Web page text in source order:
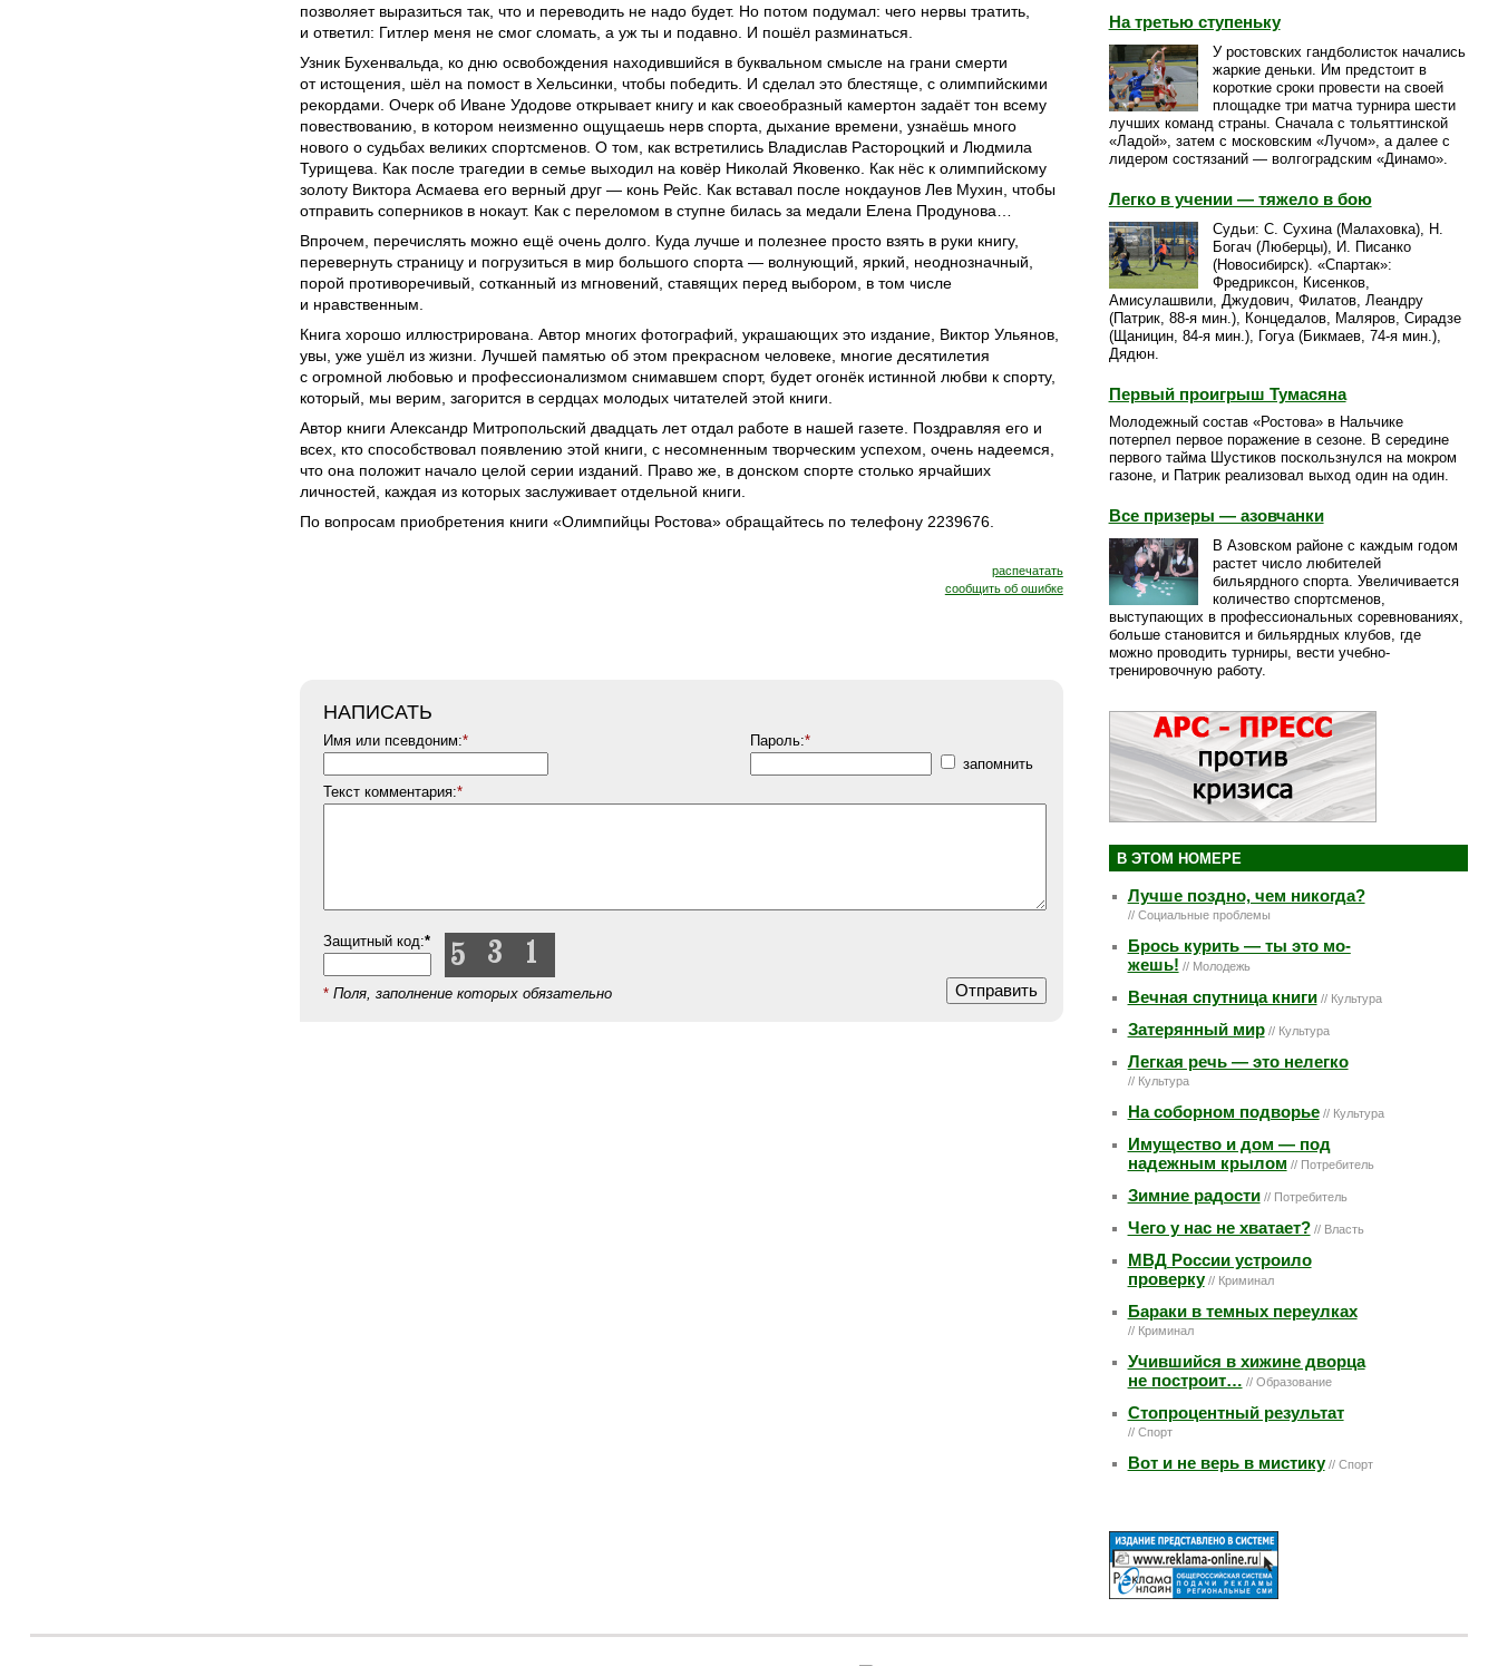
позволяет выразиться так, что и переводить не надо будет. Но потом подумал: чего нервы тратить,
и ответил: Гитлер меня не смог сломать, а уж ты и подавно. И пошёл разминаться.
Узник Бухенвальда, ко дню освобождения находившийся в буквальном смысле на грани смерти
от истощения, шёл на помост в Хельсинки, чтобы победить. И сделал это блестяще, с олимпийскими
рекордами. Очерк об Иване Удодове открывает книгу и как своеобразный камертон задаёт тон всему
повествованию, в котором неизменно ощущаешь нерв спорта, дыхание времени, узнаёшь много
нового о судьбах великих спортсменов. О том, как встретились Владислав Растороцкий и Людмила
Турищева. Как после трагедии в семье выходил на ковёр Николай Яковенко. Как нёс к олимпийскому
золоту Виктора Асмаева его верный друг — конь Рейс. Как вставал после нокдаунов Лев Мухин, чтобы
отправить соперников в нокаут. Как с переломом в ступне билась за медали Елена Продунова…
Впрочем, перечислять можно ещё очень долго. Куда лучше и полезнее просто взять в руки книгу,
перевернуть страницу и погрузиться в мир большого спорта — волнующий, яркий, неоднозначный,
порой противоречивый, сотканный из мгновений, ставящих перед выбором, в том числе
и нравственным.
Книга хорошо иллюстрирована. Автор многих фотографий, украшающих это издание, Виктор Ульянов,
увы, уже ушёл из жизни. Лучшей памятью об этом прекрасном человеке, многие десятилетия
с огромной любовью и профессионализмом снимавшем спорт, будет огонёк истинной любви к спорту,
который, мы верим, загорится в сердцах молодых читателей этой книги.
Автор книги Александр Митропольский двадцать лет отдал работе в нашей газете. Поздравляя его и
всех, кто способствовал появлению этой книги, с несомненным творческим успехом, очень надеемся,
что она положит начало целой серии изданий. Право же, в донском спорте столько ярчайших
личностей, каждая из которых заслуживает отдельной книги.
По вопросам приобретения книги «Олимпийцы Ростова» обращайтесь по телефону 223­96­76.
распечатать
сообщить об ошибке
НАПИСАТЬ
Имя или псевдоним:* Пароль:*
запомнить
Текст комментария:*
Защитный код:*
* Поля, заполнение которых обязательно
На третью ступеньку
У ростовских гандболисток начались
жаркие деньки. Им предстоит в
короткие сроки провести на своей
площадке три матча турнира шести
лучших команд страны. Сначала с тольяттинской
«Ладой», затем с московским «Лучом», а далее с
лидером состязаний — волгоградским «Динамо».
Легко в учении — тяжело в бою
Судьи: С. Сухина (Малаховка), Н.
Богач (Люберцы), И. Писанко
(Новосибирск). «Спартак»:
Фредриксон, Кисенков,
Амисулашвили, Джудович, Филатов, Леандру
(Патрик, 88-я мин.), Концедалов, Маляров, Сирадзе
(Щаницин, 84-я мин.), Гогуа (Бикмаев, 74-я мин.),
Дядюн.
Первый проигрыш Тумасяна
Молодежный состав «Ростова» в Нальчике
потерпел первое поражение в сезоне. В середине
первого тайма Шустиков поскользнулся на мокром
газоне, и Патрик реализовал выход один на один.
Все призеры — азовчанки
В Азовском районе с каждым годом
растет число любителей
бильярдного спорта. Увеличивается
количество спортсменов,
выступающих в профессиональных соревнованиях,
больше становится и бильярдных клубов, где
можно проводить турниры, вести учебно-
тренировочную работу.
В ЭТОМ НОМЕРЕ
Лучше поздно, чем никогда?
// Социальные проблемы
Брось ку­рить — ты это мо­
жешь! // Молодежь
Вечная спутница книги // Культура
Затерянный мир // Культура
Легкая речь — это нелегко
// Культура
На соборном подворье // Культура
Имущество и дом — под
надежным крылом // Потребитель
Зимние радости // Потребитель
Чего у наc не хватает? // Власть
МВД России устроило
проверку // Криминал
Бараки в темных переулках
// Криминал
Учившийся в хижине дворца
не построит… // Образование
Стопроцентный результат
// Спорт
Вот и не верь в мистику // Спорт